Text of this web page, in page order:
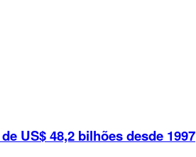
US$ 48,2 bilhões desde 1997